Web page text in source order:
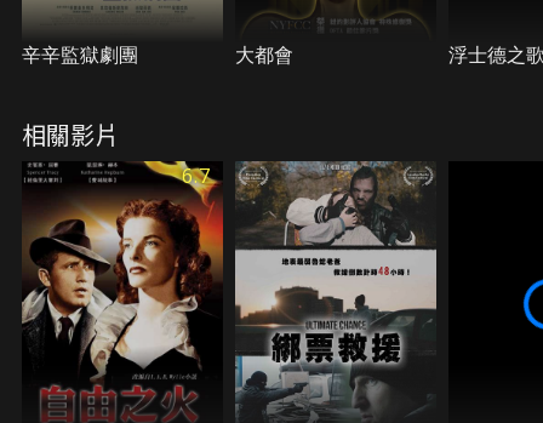
辛辛監獄劇團 大都會 浮士德之
相關影片
6.7